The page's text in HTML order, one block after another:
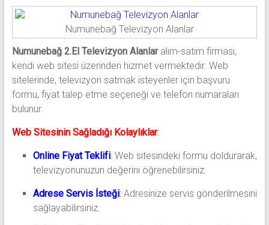
Numunebağ Televizyon Alanlar
Numunebağ 2.El Televizyon Alanlaralım-satım firması,
kendi web sitesi üzerinden hizmet vermektedir. Web
sitelerinde, televizyon satmak isteyenler için başvuru
formu, fiyat talep etme seçeneği ve telefon numaraları
bulunur.
Web Sitesinin Sağladığı Kolaylıklar:
Online Fiyat Teklifi:Web sitesindeki formu doldurarak,
televizyonunuzun değerini öğrenebilirsiniz.
Adrese Servis İsteği:Adresinize servis gönderilmesini
sağlayabilirsiniz.